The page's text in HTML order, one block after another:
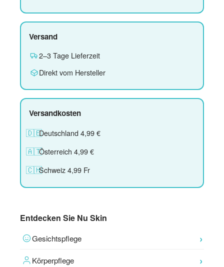
Versand
2–3 Tage Lieferzeit
Direkt vom Hersteller
Versandkosten
🇩🇪Deutschland 4,99 €
🇦🇹Österreich 4,99 €
🇨🇭Schweiz 4,99 Fr
Entdecken Sie Nu Skin
Gesichtspflege
Körperpflege